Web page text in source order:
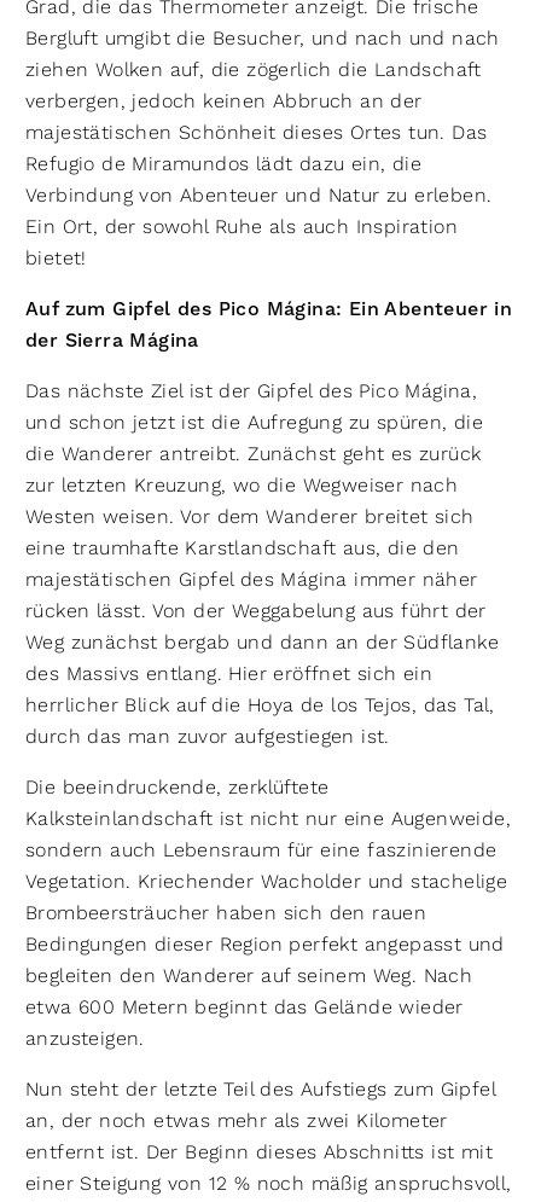
Grad, die das Thermometer anzeigt. Die frische
Bergluft umgibt die Besucher, und nach und nach
ziehen Wolken auf, die zögerlich die Landschaft
verbergen, jedoch keinen Abbruch an der
majestätischen Schönheit dieses Ortes tun. Das
Refugio de Miramundos lädt dazu ein, die
Verbindung von Abenteuer und Natur zu erleben.
Ein Ort, der sowohl Ruhe als auch Inspiration
bietet!
Auf zum Gipfel des Pico Mágina: Ein Abenteuer in
der Sierra Mágina
Das nächste Ziel ist der Gipfel des Pico Mágina,
und schon jetzt ist die Aufregung zu spüren, die
die Wanderer antreibt. Zunächst geht es zurück
zur letzten Kreuzung, wo die Wegweiser nach
Westen weisen. Vor dem Wanderer breitet sich
eine traumhafte Karstlandschaft aus, die den
majestätischen Gipfel des Mágina immer näher
rücken lässt. Von der Weggabelung aus führt der
Weg zunächst bergab und dann an der Südflanke
des Massivs entlang. Hier eröffnet sich ein
herrlicher Blick auf die Hoya de los Tejos, das Tal,
durch das man zuvor aufgestiegen ist.
Die beeindruckende, zerklüftete
Kalksteinlandschaft ist nicht nur eine Augenweide,
sondern auch Lebensraum für eine faszinierende
Vegetation. Kriechender Wacholder und stachelige
Brombeersträucher haben sich den rauen
Bedingungen dieser Region perfekt angepasst und
begleiten den Wanderer auf seinem Weg. Nach
etwa 600 Metern beginnt das Gelände wieder
anzusteigen.
Nun steht der letzte Teil des Aufstiegs zum Gipfel
an, der noch etwas mehr als zwei Kilometer
entfernt ist. Der Beginn dieses Abschnitts ist mit
einer Steigung von 12 % noch mäßig anspruchsvoll,